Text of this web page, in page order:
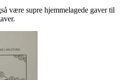
være supre hjemmelagede gaver til